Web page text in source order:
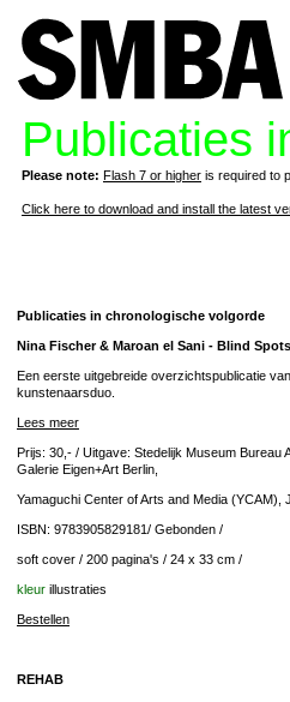
Publicaties
Please note: Flash 7 or higher is required to
Click here to download and install the latest
Publicaties in chronologische volgorde
Nina Fischer & Maroan el Sani - Blind Spots
Een eerste uitgebreide overzichtspublicatie
kunstenaarsduo.
Lees meer
Prijs: 30,- / Uitgave: Stedelijk Museum Bureau
Galerie Eigen+Art Berlin,
Yamaguchi Center of Arts and Media (YCAM),
ISBN: 9783905829181/ Gebonden /
soft cover / 200 pagina's / 24 x 33 cm /
kleur illustraties
Bestellen
REHAB